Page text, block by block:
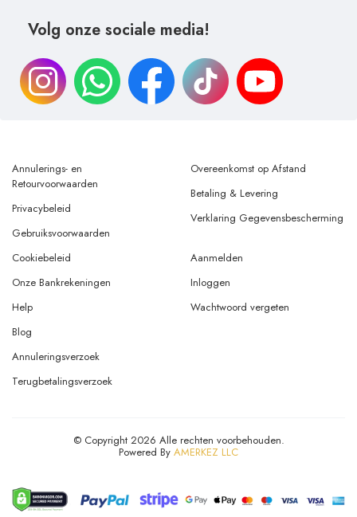
Volg onze sociale media!
Annulerings- en
Retourvoorwaarden
Privacybeleid
Gebruiksvoorwaarden
Overeenkomst op Afstand
Betaling & Levering
Verklaring Gegevensbescherming
Cookiebeleid
Onze Bankrekeningen
Help
Aanmelden
Inloggen
Wachtwoord vergeten
Blog
Annuleringsverzoek
Terugbetalingsverzoek
© Copyright 2026 Alle rechten voorbehouden.
Powered By AMERKEZ LLC